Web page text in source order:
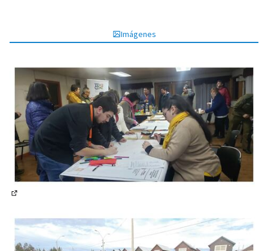
Imágenes